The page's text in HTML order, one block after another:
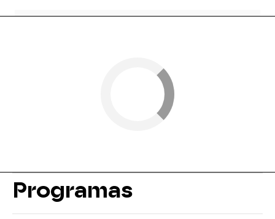
Programas